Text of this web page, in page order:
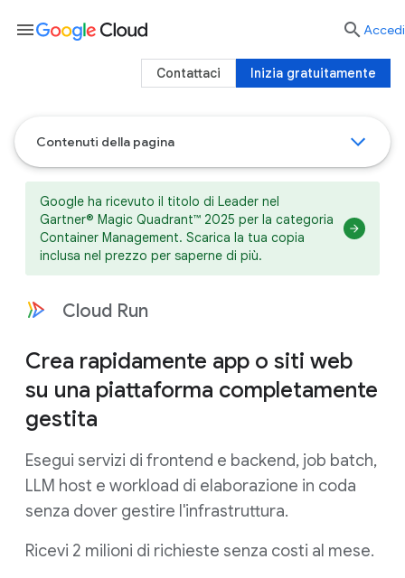
Contenuti della pagina
Google ha ricevuto il titolo di Leader nel
Gartner® Magic Quadrant™ 2025 per la categoria
Container Management. Scarica la tua copia
inclusa nel prezzo per saperne di più.
Cloud Run
Crea rapidamente app o siti web
su una piattaforma completamente
gestita
Esegui servizi di frontend e backend, job batch,
LLM host e workload di elaborazione in coda
senza dover gestire l'infrastruttura.
Ricevi 2 milioni di richieste senza costi al mese.
menu  Accedi
Inizia gratuitamente
Contattaci